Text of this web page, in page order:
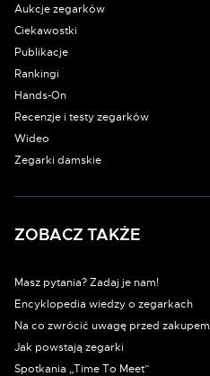
Aukcje zegarków
Ciekawostki
Publikacje
Rankingi
Hands-On
Recenzje i testy zegarków
Wideo
Zegarki damskie
ZOBACZ TAKŻE
Masz pytania? Zadaj je nam!
Encyklopedia wiedzy o zegarkach
Na co zwrócić uwagę przed zakupem
Jak powstają zegarki
Spotkania „Time To Meet”